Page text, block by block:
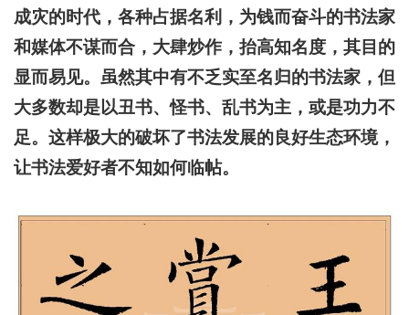
成灾的时代，各种占据名利，为钱而奋斗的书法家
和媒体不谋而合，大肆炒作，抬高知名度，其目的
显而易见。虽然其中有不乏实至名归的书法家，但
大多数却是以丑书、怪书、乱书为主，或是功力不
足。这样极大的破坏了书法发展的良好生态环境，
让书法爱好者不知如何临帖。